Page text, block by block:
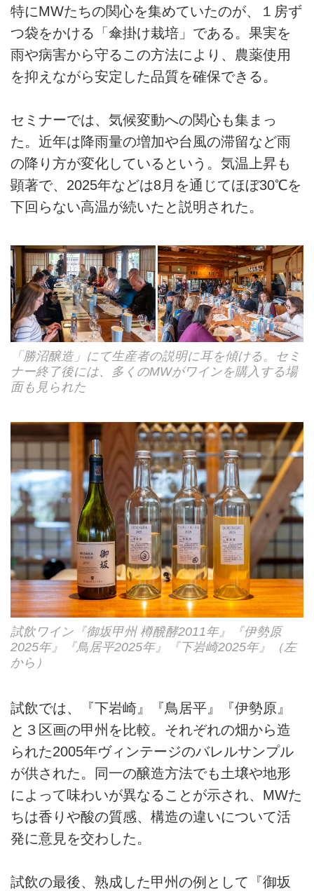
特にMWたちの関心を集めていたのが、１房ず
つ袋をかける「傘掛け栽培」である。果実を
雨や病害から守るこの方法により、農薬使用
を抑えながら安定した品質を確保できる。
セミナーでは、気候変動への関心も集まっ
た。近年は降雨量の増加や台風の滞留など雨
の降り方が変化しているという。気温上昇も
顕著で、2025年などは8月を通じてほぼ30℃を
下回らない高温が続いたと説明された。
「勝沼醸造」にて生産者の説明に耳を傾ける。セミ
ナー終了後には、多くのMWがワインを購入する場
面も見られた
試飲ワイン『御坂甲州 樽醗酵2011年』『伊勢原
2025年』『鳥居平2025年』『下岩崎2025年』（左
から）
試飲では、『下岩崎』『鳥居平』『伊勢原』
と３区画の甲州を比較。それぞれの畑から造
られた2005年ヴィンテージのバレルサンプル
が供された。同一の醸造方法でも土壌や地形
によって味わいが異なることが示され、MWた
ちは香りや酸の質感、構造の違いについて活
発に意見を交わした。
試飲の最後、熟成した甲州の例として『御坂